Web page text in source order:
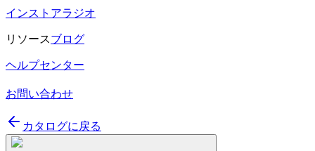
インストアラジオ
リソースブログ
ヘルプセンター
お問い合わせ
カタログに戻る